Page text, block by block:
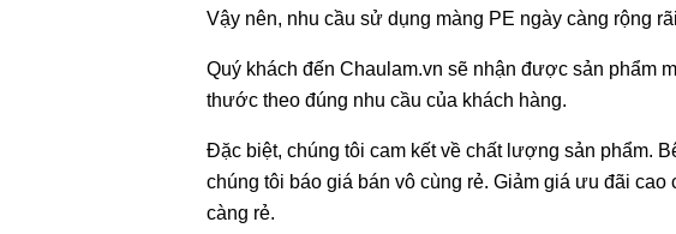
Vậy nên, nhu cầu sử dụng màng PE ngày càng rộng
Quý khách đến Chaulam.vn sẽ nhận được sản phẩm
thước theo đúng nhu cầu của khách hàng.
Đặc biệt, chúng tôi cam kết về chất lượng sản phẩm.
chúng tôi báo giá bán vô cùng rẻ. Giảm giá ưu đãi
càng rẻ.